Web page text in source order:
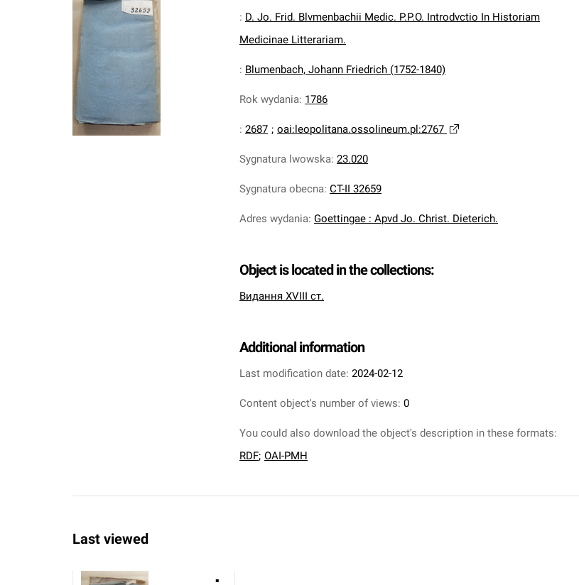
: D. Jo. Frid. Blvmenbachii Medic. P.P.O. Introdvctio In Historiam
Medicinae Litterariam.
: Blumenbach, Johann Friedrich (1752-1840)
Rok wydania: 1786
: 2687 ; oai:leopolitana.ossolineum.pl:2767
Sygnatura lwowska: 23.020
Sygnatura obecna: CT-II 32659
Adres wydania: Goettingae : Apvd Jo. Christ. Dieterich.
Object is located in the collections:
Видання XVIII ст.
Additional information
Last modification date: 2024-02-12
Content object's number of views: 0
You could also download the object's description in these formats:
RDF; OAI-PMH
Last viewed